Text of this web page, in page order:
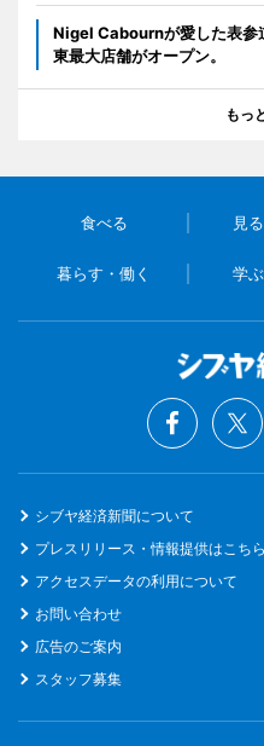
Nigel Cabournが愛した表参
東最大店舗がオープン。
もっ
食べる 見
暮らす・働く 学
シブヤ経済新聞について
プレスリリース・情報提供はこち
アクセスデータの利用について
お問い合わせ
広告のご案内
スタッフ募集